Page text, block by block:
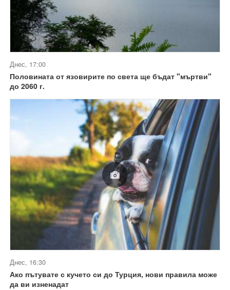
Днес, 17:00
Половината от язовирите по света ще бъдат "мъртви"
до 2060 г.
Днес, 16:30
Ако пътувате с кучето си до Турция, нови правила може
да ви изненадат